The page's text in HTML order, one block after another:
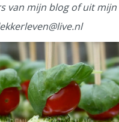
van mijn blog of uit mijn